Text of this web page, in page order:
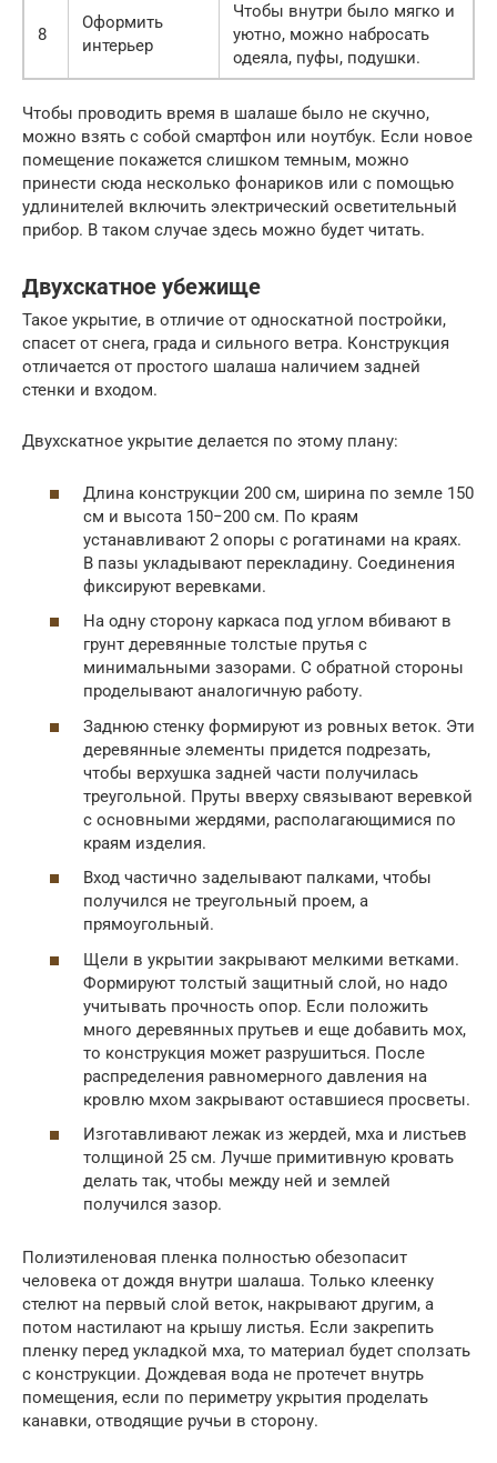
8
Оформить
интерьер
Чтобы внутри было мягко и
уютно, можно набросать
одеяла, пуфы, подушки.
Чтобы проводить время в шалаше было не скучно,
можно взять с собой смартфон или ноутбук. Если новое
помещение покажется слишком темным, можно
принести сюда несколько фонариков или с помощью
удлинителей включить электрический осветительный
прибор. В таком случае здесь можно будет читать.
Двухскатное убежище
Такое укрытие, в отличие от односкатной постройки,
спасет от снега, града и сильного ветра. Конструкция
отличается от простого шалаша наличием задней
стенки и входом.
Двухскатное укрытие делается по этому плану:
Длина конструкции 200 см, ширина по земле 150
см и высота 150−200 см. По краям
устанавливают 2 опоры с рогатинами на краях.
В пазы укладывают перекладину. Соединения
фиксируют веревками.
На одну сторону каркаса под углом вбивают в
грунт деревянные толстые прутья с
минимальными зазорами. С обратной стороны
проделывают аналогичную работу.
Заднюю стенку формируют из ровных веток. Эти
деревянные элементы придется подрезать,
чтобы верхушка задней части получилась
треугольной. Пруты вверху связывают веревкой
с основными жердями, располагающимися по
краям изделия.
Вход частично заделывают палками, чтобы
получился не треугольный проем, а
прямоугольный.
Щели в укрытии закрывают мелкими ветками.
Формируют толстый защитный слой, но надо
учитывать прочность опор. Если положить
много деревянных прутьев и еще добавить мох,
то конструкция может разрушиться. После
распределения равномерного давления на
кровлю мхом закрывают оставшиеся просветы.
Изготавливают лежак из жердей, мха и листьев
толщиной 25 см. Лучше примитивную кровать
делать так, чтобы между ней и землей
получился зазор.
Полиэтиленовая пленка полностью обезопасит
человека от дождя внутри шалаша. Только клеенку
стелют на первый слой веток, накрывают другим, а
потом настилают на крышу листья. Если закрепить
пленку перед укладкой мха, то материал будет сползать
с конструкции. Дождевая вода не протечет внутрь
помещения, если по периметру укрытия проделать
канавки, отводящие ручьи в сторону.